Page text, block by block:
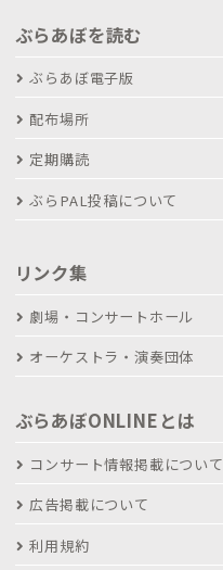
ぶらあぼを読む
ぶらあぼ電子版
配布場所
定期購読
ぶらPAL投稿について
リンク集
劇場・コンサートホール
オーケストラ・演奏団体
ぶらあぼONLINEとは
コンサート情報掲載について
広告掲載について
利用規約